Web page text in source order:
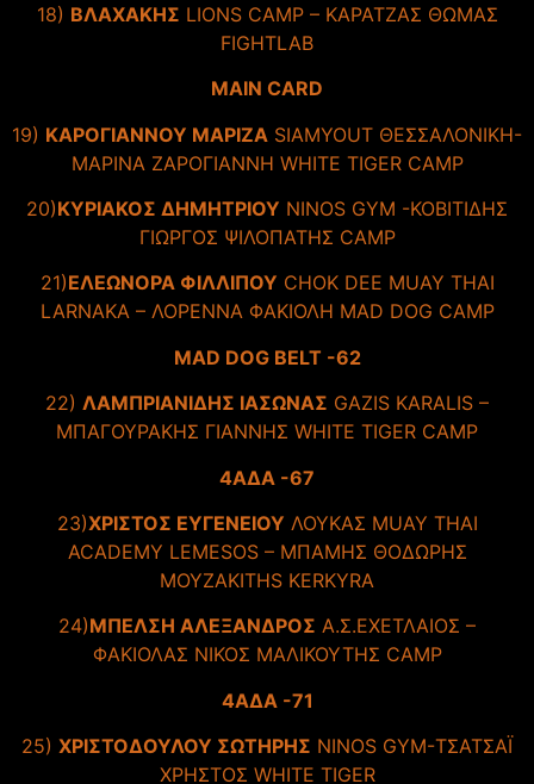
18) ΒΛΑΧΑΚΗΣ LIONS CAMP – ΚΑΡΑΤΖΑΣ ΘΩΜΑΣ
FIGHTLAB
MAIN CARD
19) KAΡOΓΙΑNNOY MAΡIZA SIAMYOUT ΘΕΣΣΑΛΟΝΙΚΗ-
ΜΑΡΙΝΑ ΖΑΡΟΓΙΑΝΝΗ WHITE TIGER CAMP
20)ΚΥΡΙΑΚΟΣ ΔΗΜΗΤΡΙΟΥ NINOS GYM -ΚΟΒΙΤΙΔΗΣ
ΓΙΩΡΓΟΣ ΨΙΛΟΠΑΤΗΣ CAMP
21)ΕΛΕΩΝΟΡΑ ΦΙΛΛΙΠΟΥ CHOK DEE MUAY THAI
LARNAKA – ΛΟΡΕΝΝΑ ΦΑΚΙΟΛΗ MAD DOG CAMP
MAD DOG BELT -62
22) ΛΑΜΠΡΙΑΝΙΔΗΣ ΙΑΣΩΝΑΣ GAZIS KARALΙS –
ΜΠΑΓΟΥΡΑΚΗΣ ΓΙΑΝΝΗΣ WHITE TIGER CAMP
4ΑΔΑ -67
23)ΧΡΙΣΤΟΣ ΕΥΓΕΝΕΙΟΥ ΛΟΥΚΑΣ MUAY THAI
ACADEMY LEMESOS – ΜΠΑΜΗΣ ΘΟΔΩΡΗΣ
MOYZAKITHS KERKYRA
24)ΜΠΕΛΣΗ ΑΛΕΞΑΝΔΡΟΣ Α.Σ.ΕΧΕΤΛΑΙΟΣ –
ΦΑΚΙΟΛΑΣ ΝΙΚΟΣ ΜΑΛΙΚΟΥΤΗΣ CAMP
4ΑΔΑ -71
25) ΧΡΙΣΤΟΔΟΥΛΟΥ ΣΩΤΗΡΗΣ NINOS GYM-ΤΣΑΤΣΑΪ
ΧΡΗΣΤΟΣ WHITE TIGER